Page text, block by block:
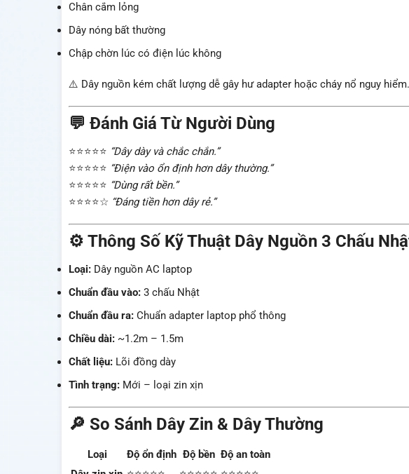
Chân cắm lỏng
Dây nóng bất thường
Chập chờn lúc có điện lúc không
⚠️ Dây nguồn kém chất lượng dễ gây hư adapter hoặc cháy nổ nguy hiểm.
💬 Đánh Giá Từ Người Dùng
⭐⭐⭐⭐⭐ “Dây dày và chắc chắn.”
⭐⭐⭐⭐⭐ “Điện vào ổn định hơn dây thường.”
⭐⭐⭐⭐⭐ “Dùng rất bền.”
⭐⭐⭐⭐☆ “Đáng tiền hơn dây rẻ.”
⚙️ Thông Số Kỹ Thuật Dây Nguồn 3 Chấu
Loại: Dây nguồn AC laptop
Chuẩn đầu vào: 3 chấu Nhật
Chuẩn đầu ra: Chuẩn adapter laptop phổ thông
Chiều dài: ~1.2m – 1.5m
Chất liệu: Lõi đồng dày
Tình trạng: Mới – loại zin xịn
🔎 So Sánh Dây Zin & Dây Thường
Loại Độ ổn định Độ bền Độ an toàn